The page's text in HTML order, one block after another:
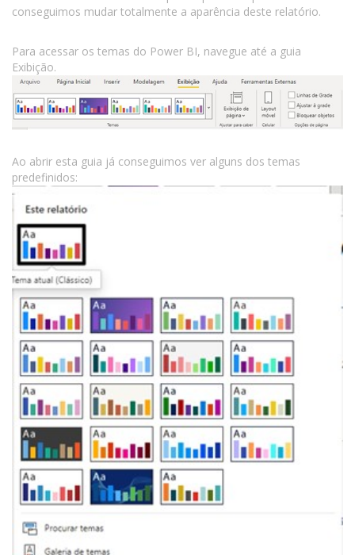
conseguimos mudar totalmente a aparência deste relatório.
Para acessar os temas do Power BI, navegue até a guia
Exibição.
Ao abrir esta guia já conseguimos ver alguns dos temas
predefinidos: